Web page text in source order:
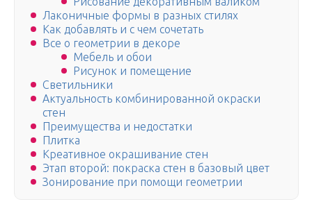
Лаконичные формы в разных стилях
Как добавлять и с чем сочетать
Все о геометрии в декоре
Мебель и обои
Рисунок и помещение
Светильники
Актуальность комбинированной окраски
стен
Преимущества и недостатки
Плитка
Креативное окрашивание стен
Этап второй: покраска стен в базовый цвет
Зонирование при помощи геометрии